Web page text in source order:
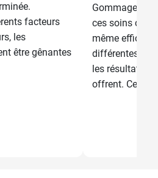
facteurs
les
être gênantes
Gommage,
ces soins
même
différentes
les résultats
offrent.